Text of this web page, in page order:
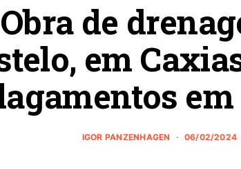
Obra de
em
IGOR PANZENHAGEN 06/02/2024